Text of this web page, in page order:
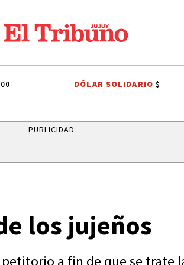
DE HUACALERA LA QUIACA
DÓLAR SOLIDARIO$
PUBLICIDAD
los jujeños
a fin de que se trate